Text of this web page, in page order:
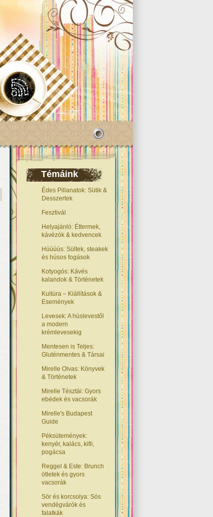
Témáink
Édes Pillanatok: Sütik &
Desszertek
Fesztivál
Helyajánló: Éttermek,
kávézók & kedvencek
Húúúús: Sültek, steakek
és húsos fogások
Kotyogós: Kávés
kalandok & Történetek
Kultúra – Kiállítások &
Események
Levesek: A húslevestől
a modern
krémlevesekig
Mentesen is Teljes:
Gluténmentes & Társai
Mirelle Olvas: Könyvek
& Történetek
Mirelle Tésztái: Gyors
ebédek és vacsorák
Mirelle's Budapest
Guide
Péksütemények:
kenyér, kalács, kifli,
pogácsa
Reggel & Este: Brunch
ötletek és gyors
vacsorák
Sör és korcsolya: Sós
vendégvárók és
falatkák